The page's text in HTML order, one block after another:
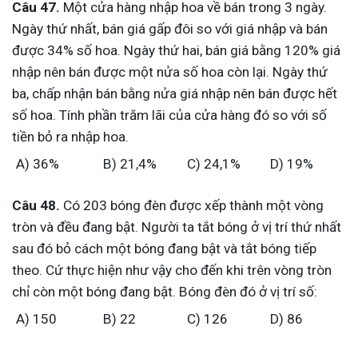
Câu 47. Một cửa hàng nhập hoa về bán trong 3 ngày.
Ngày thứ nhất, bán giá gấp đôi so với giá nhập và bán
được 34% số hoa. Ngày thứ hai, bán giá bằng 120% giá
nhập nên bán được một nửa số hoa còn lại. Ngày thứ
ba, chấp nhận bán bằng nửa giá nhập nên bán được hết
số hoa. Tính phần trăm lãi của cửa hàng đó so với số
tiền bỏ ra nhập hoa.
A) 36%
B) 21,4% C) 24,1% D) 19%
Câu 48. Có 203 bóng đèn được xếp thành một vòng
tròn và đều đang bật. Người ta tắt bóng ở vị trí thứ nhất
sau đó bỏ cách một bóng đang bật và tắt bóng tiếp
theo. Cứ thực hiện như vậy cho đến khi trên vòng tròn
chỉ còn một bóng đang bật. Bóng đèn đó ở vị trí số:
A) 150
B) 22 C) 126 D) 86